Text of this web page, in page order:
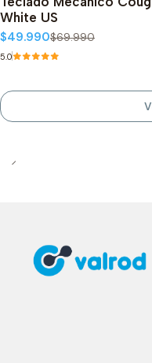
Agotado
White US
$49.990$69.990
5.0